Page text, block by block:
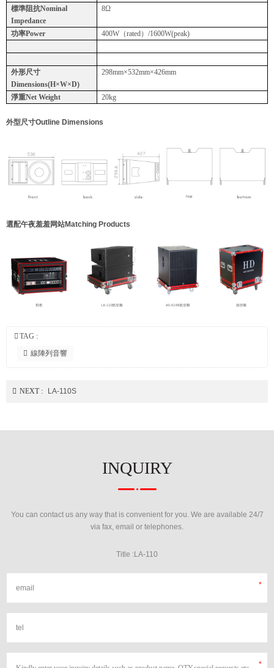
標準阻抗Nominal
Impedance
8Ω
功率Power 400W（rated）/1600W(peak)
外形尺寸
Dimensions(H×W×D)
298mm×532mm×426mm
淨重Net Weight 20kg
外型尺寸Outline Dimensions
選配午夜羞羞网站Matching Products
TAG :
線陣列音響
NEXT : LA-110S
INQUIRY
You can contact us any way that is convenient for you. We are available 24/7
via fax, email or telephones.
Title :LA-110